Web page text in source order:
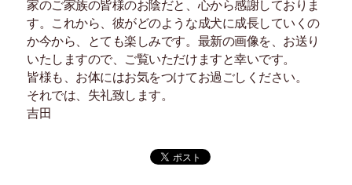
家のご家族の皆様のお陰だと、心から感謝しておりま
す。これから、彼がどのような成犬に成長していくの
か今から、とても楽しみです。最新の画像を、お送り
いたしますので、ご覧いただけますと幸いです。
皆様も、お体にはお気をつけてお過ごしください。
それでは、失礼致します。
吉田